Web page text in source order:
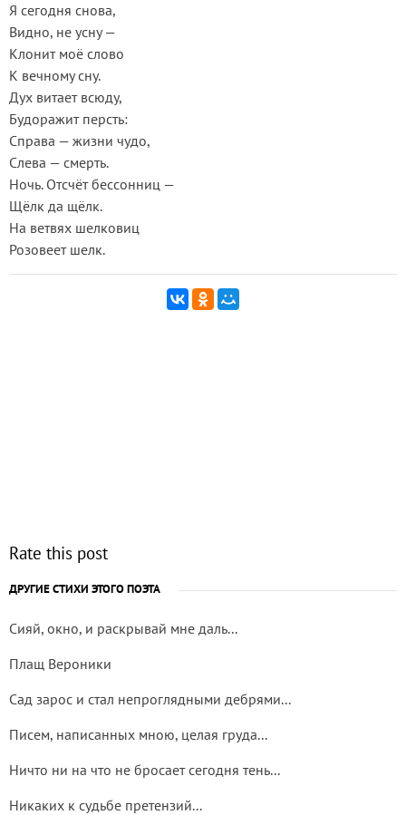
Я сегодня снова,
Видно, не усну —
Клонит моё слово
К вечному сну.
Дух витает всюду,
Будоражит персть:
Справа — жизни чудо,
Слева — смерть.
Ночь. Отсчёт бессонниц —
Щёлк да щёлк.
На ветвях шелковиц
Розовеет шелк.
Rate this post
ДРУГИЕ СТИХИ ЭТОГО ПОЭТА
Сияй, окно, и раскрывай мне даль...
Плащ Вероники
Сад зарос и стал непроглядными дебрями...
Писем, написанных мною, целая груда...
Ничто ни на что не бросает сегодня тень...
Никаких к судьбе претензий...